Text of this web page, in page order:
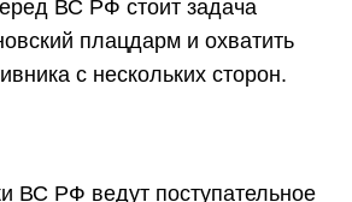
ВС РФ стоит задача
плацдарм и охватить
с нескольких сторон.
ВС РФ ведут поступательное